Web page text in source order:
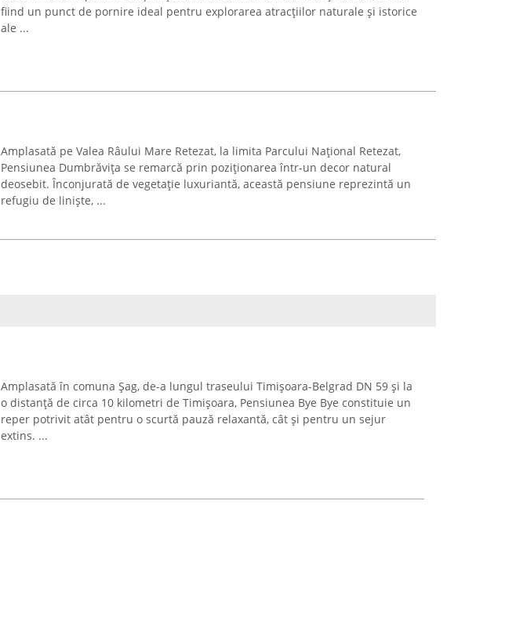
fiind un punct de pornire ideal pentru explorarea atracțiilor naturale și istorice
ale ...
Amplasată pe Valea Râului Mare Retezat, la limita Parcului Național Retezat,
Pensiunea Dumbrăvița se remarcă prin poziționarea într-un decor natural
deosebit. Înconjurată de vegetație luxuriantă, această pensiune reprezintă un
refugiu de liniște, ...
Amplasată în comuna Șag, de-a lungul traseului Timișoara-Belgrad DN 59 și la
o distanță de circa 10 kilometri de Timișoara, Pensiunea Bye Bye constituie un
reper potrivit atât pentru o scurtă pauză relaxantă, cât și pentru un sejur
extins. ...